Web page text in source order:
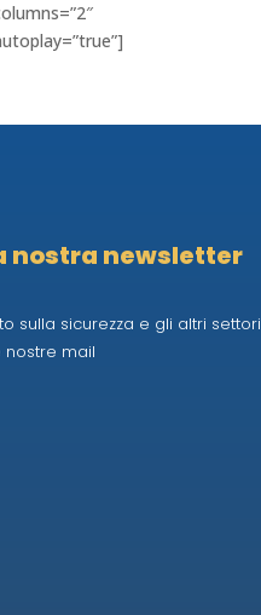
nostra newsletter
sulla sicurezza e gli altri settori
nostre mail